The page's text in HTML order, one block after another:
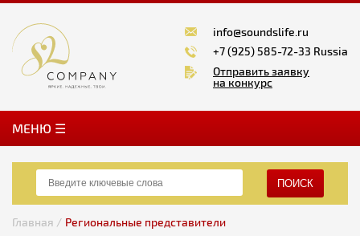
info@soundslife.ru
+7 (925) 585-72-33 Russia
Отправить заявку
на конкурс
MЕНЮ ☰
ПОИСК
Главная / Региональные представители